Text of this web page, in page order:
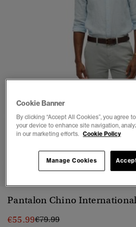
1 2 4
Pantalon Chino
€55.99Prix réduit de
€79.99à
Cookie Banner
By clicking “Accept All Cookies”, you agree
your device to enhance site navigation,
in our marketing efforts. Cookie Policy
Manage Cookies